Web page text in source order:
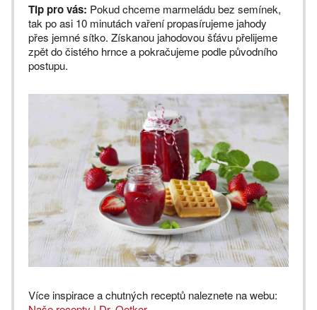
Tip pro vás: Pokud chceme marmeládu bez semínek,
tak po asi 10 minutách vaření propasírujeme jahody
přes jemné sítko. Získanou jahodovou šťávu přelijeme
zpět do čistého hrnce a pokračujeme podle původního
postupu.
Více inspirace a chutných receptů naleznete na webu: